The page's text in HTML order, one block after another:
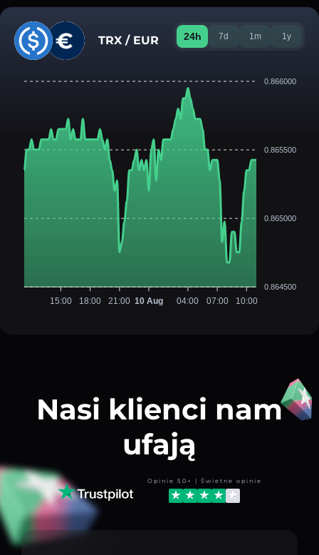
TRX / EUR 24h 7d 1m 1y
0.866000
0.865500
0.865000
0.864500
15:00 18:00 21:00 10 Aug 04:00 07:00 10:00
Nasi klienci nam
ufają
Opinie 50+ | Świetne opinie